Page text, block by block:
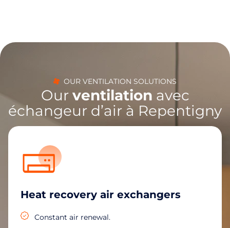
OUR VENTILATION SOLUTIONS
Our ventilation avec
échangeur d’air à Repentigny
Heat recovery air exchangers
Constant air renewal.